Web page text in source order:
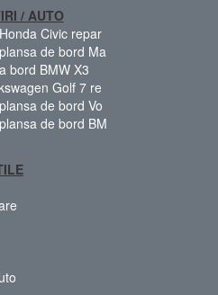
/ AUTO
Civic repar
de bord Ma
bord BMW X3
Golf 7 re
de bord Vo
de bord BM